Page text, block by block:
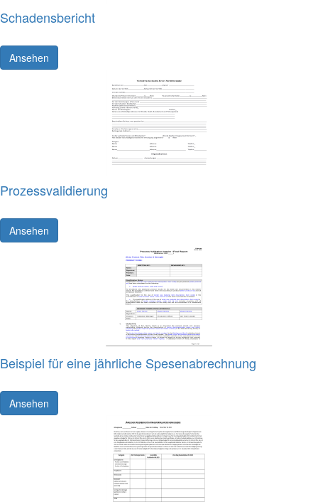
Schadensbericht
Ansehen
Prozessvalidierung
Ansehen
Beispiel für eine jährliche Spesenabrechnung
Ansehen